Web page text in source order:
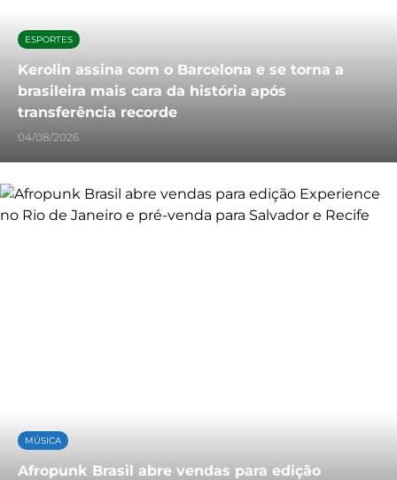
ESPORTES
Kerolin assina com o Barcelona e se torna a
brasileira mais cara da história após
transferência recorde
04/08/2026
MÚSICA
Afropunk Brasil abre vendas para edição